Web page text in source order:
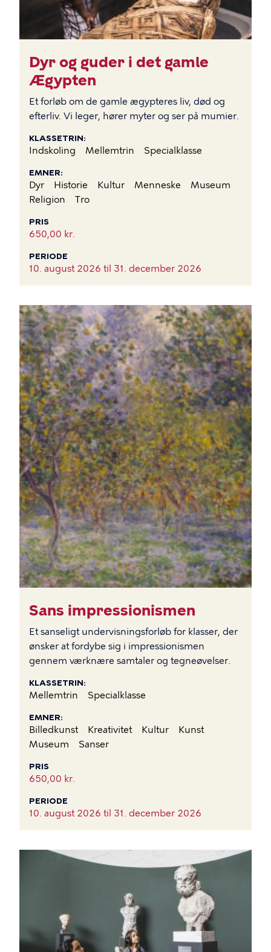
Dyr og guder i det gamle
Ægypten
Et forløb om de gamle ægypteres liv, død og
efterliv. Vi leger, hører myter og ser på mumier.
KLASSETRIN
Indskoling Mellemtrin Specialklasse
EMNER
Dyr Historie Kultur Menneske
Museum
Religion
Tro
PRIS
650,00 kr.
PERIODE
10. august 2026 til 31. december 2026
BILLEDE
Sans impressionismen
Et sanseligt undervisningsforløb for klasser, der
ønsker at fordybe sig i impressionismen
gennem værknære samtaler og tegneøvelser.
KLASSETRIN
Mellemtrin Specialklasse
EMNER
Billedkunst Kreativitet Kultur
Kunst
Museum
Sanser
PRIS
650,00 kr.
PERIODE
10. august 2026 til 31. december 2026